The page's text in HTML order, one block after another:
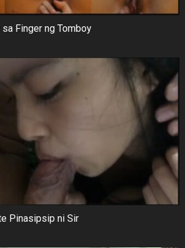
Finger ng Tomboy
Pinasipsip ni Sir